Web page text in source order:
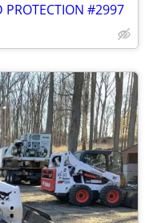
PROTECTION #2997